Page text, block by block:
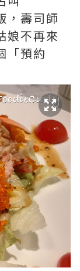
，壽司師
娘不再來
「預約